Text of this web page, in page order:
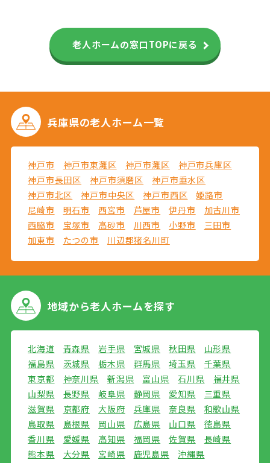
老人ホームの窓口TOPに戻る
兵庫県の老人ホーム一覧
神戸市 神戸市東灘区 神戸市灘区
神戸市兵庫区
神戸市長田区
神戸市須磨区
神戸市垂水区
神戸市北区
神戸市中央区 神戸市西区
姫路市
尼崎市
明石市 西宮市 芦屋市 伊丹市
加古川市
西脇市
宝塚市 高砂市 川西市 小野市
三田市
加東市
たつの市 川辺郡猪名川町
地域から老人ホームを探す
北海道 青森県 岩手県 宮城県 秋田県
山形県
福島県
茨城県 栃木県 群馬県 埼玉県
千葉県
東京都
神奈川県 新潟県 富山県 石川県
福井県
山梨県
長野県 岐阜県 静岡県 愛知県
三重県
滋賀県
京都府 大阪府 兵庫県 奈良県
和歌山県
鳥取県
島根県 岡山県 広島県 山口県
徳島県
香川県
愛媛県 高知県 福岡県 佐賀県
長崎県
熊本県
大分県 宮崎県 鹿児島県 沖縄県